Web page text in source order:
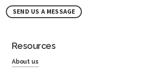
SEND US A MESSAGE
Resources
About us